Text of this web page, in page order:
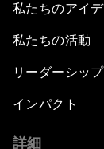
私たちのアイ
私たちの活動
リーダーシッ
インパクト
詳細